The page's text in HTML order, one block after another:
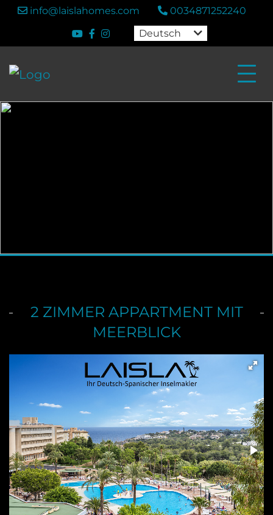
info@laislahomes.com
0034871252240
Deutsch
2 ZIMMER APPARTMENT MIT
MEERBLICK